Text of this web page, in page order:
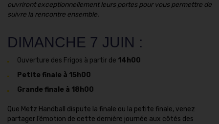
ouvriront exceptionnellement leurs portes pour vous permettre de
suivre la rencontre ensemble.
DIMANCHE 7 JUIN :
Ouverture des Frigos à partir de 14h00
Petite finale à 15h00
Grande finale à 18h00
Que Metz Handball dispute la finale ou la petite finale, venez
partager l’émotion de cette dernière journée aux côtés des